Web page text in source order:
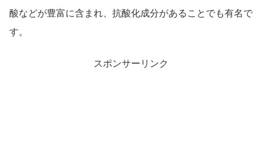
酸などが豊富に含まれ、抗酸化成分があることでも有名で
す。
スポンサーリンク